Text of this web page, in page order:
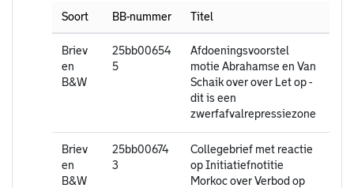
Soort
BB-nummer Titel
Briev
en
B&W
25bb00654
5
Afdoeningsvoorstel
motie Abrahamse en Van
Schaik over over Let op -
dit is een
zwerfafvalrepressiezone
Briev
en
B&W
25bb00674
3
Collegebrief met reactie
op Initiatiefnotitie
Morkoc over Verbod op